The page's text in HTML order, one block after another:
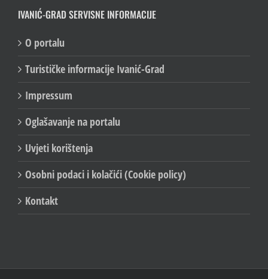
IVANIĆ-GRAD SERVISNE INFORMACIJE
O portalu
Turističke informacije Ivanić-Grad
Impressum
Oglašavanje na portalu
Uvjeti korištenja
Osobni podaci i kolačići (Cookie policy)
Kontakt